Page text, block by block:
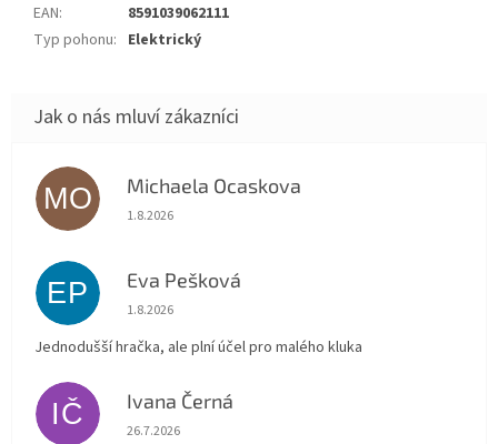
EAN:
8591039062111
Typ pohonu: Elektrický
MO Michaela Ocaskova
Hodnocení obchodu je 5 z 5 hvězdiček.
1.8.2026
EP Eva Pešková
Hodnocení obchodu je 5 z 5 hvězdiček.
1.8.2026
Jednodušší hračka, ale plní účel pro malého kluka
IČ Ivana Černá
Hodnocení obchodu je 5 z 5 hvězdiček.
26.7.2026